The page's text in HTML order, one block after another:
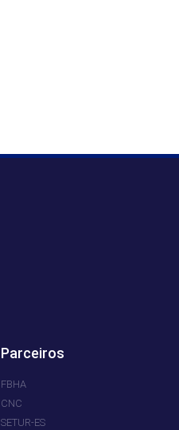
Parceiros
FBHA
CNC
SETUR-ES